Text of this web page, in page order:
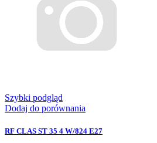
Szybki podgląd
Dodaj do porównania
RF CLAS ST 35 4 W/824 E27